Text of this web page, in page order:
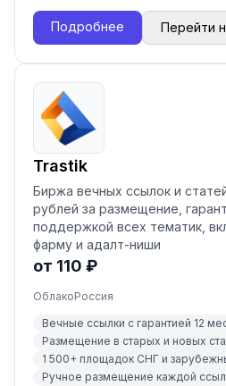
Подробнее Перейти
Trastik
Биржа вечных ссылок и
рублей за размещение,
поддержкой всех тематик,
фарму и адалт-ниши
от 110 ₽
ОблакоРоссия
Вечные ссылки с гарантией 12
Размещение в старых и новых
1 500+ площадок СНГ и
Ручное размещение каждой